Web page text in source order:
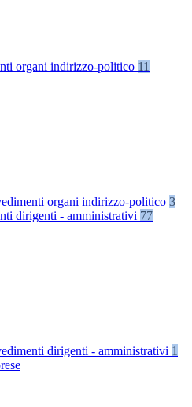
organi indirizzo-politico 11
organi indirizzo-politico 3
dirigenti - amministrativi 77
dirigenti - amministrativi 1